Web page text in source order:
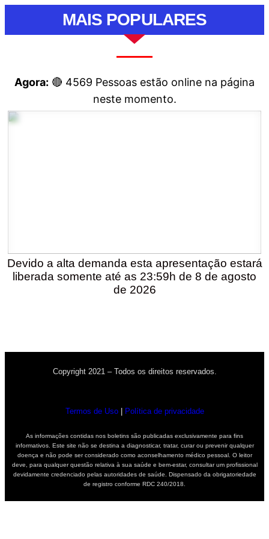
MAIS POPULARES
Agora: 🔴 4569 Pessoas estão online na página
neste momento.
Devido a alta demanda esta apresentação estará
liberada somente até as 23:59h de 8 de agosto
de 2026
Copyright 2021 – Todos os direitos reservados.
Termos de Uso| Política de privacidade
As informações contidas nos boletins são publicadas exclusivamente para fins
informativos. Este site não se destina a diagnosticar, tratar, curar ou prevenir qualquer
doença e não pode ser considerado como aconselhamento médico pessoal. O leitor
deve, para qualquer questão relativa à sua saúde e bem-estar, consultar um profissional
devidamente credenciado pelas autoridades de saúde. Dispensado da obrigatoriedade
de registro conforme RDC 240/2018.